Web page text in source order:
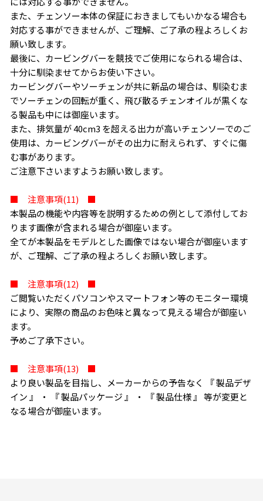
また、チェンソー本体の保証におきましてもいかなる場合も
対応する事ができませんが、ご理解、ご了承の程よろしくお
願い致します。
最後に、カービングバーを競技でご使用になられる場合は、
十分に馴染ませてからお使い下さい。
カービングバーやソーチェンが共に新品の場合は、馴染むま
でソーチェンの回転が重く、飛び散るチェンオイルが黒くな
る製品も中には御座います。
また、排気量が 40cm3 を超える出力が高いチェンソーでのご
使用は、カービングバーがその出力に耐えられず、すぐに傷
む事があります。
ご注意下さいますようお願い致します。
■ 注意事項(11) ■
本製品の機能や内容等を説明するための例として添付してお
ります画像が含まれる場合が御座います。
全てが本製品をモデルとした画像ではない場合が御座います
が、ご理解、ご了承の程よろしくお願い致します。
■ 注意事項(12) ■
ご閲覧いただくパソコンやスマートフォン等のモニター環境
により、実際の商品のお色味と異なって見える場合が御座い
ます。
予めご了承下さい。
■ 注意事項(13) ■
より良い製品を目指し、メーカーからの予告なく 『 製品デザ
イン 』 ・ 『 製品パッケージ 』 ・ 『 製品仕様 』 等が変更と
なる場合が御座います。